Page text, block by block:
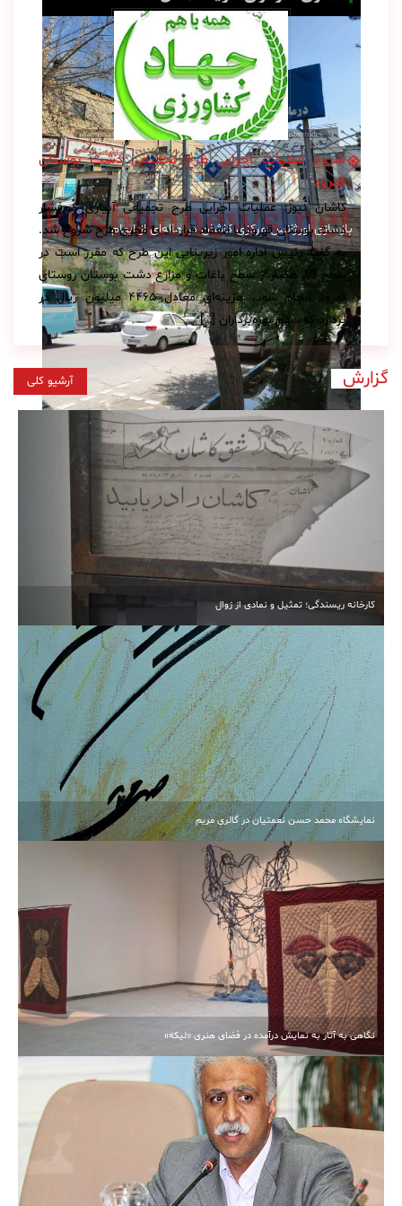
بازسازی اورژانس مرکزی کاشان در هاله‌ای از ابهام
آبیاری غرقابی در کاشان در اوج بحران آب
انتخابات مجدد هیأت‌مدیره خیرین مدرسه‌ساز کاشان برگزار
شد
شروع عملیات اجرایی طرح تجمیعی دشت بوستان
قهرود
کاشان نیوز: عملیات اجرایی طرح تجمیعی آبیاری کم‌فشار
دشت بوستان قهرود با انعقاد قرارداد با مجری طرح شروع شد.
به گفته رئیس اداره امور زیربنایی این طرح که مقرر است در
سطح ۸۹ هکتار از سطح باغات و مزارع دشت بوستان روستای
قهرود انجام شود، هزینه‌ای معادل ۴۴۶۵ میلیون ریال در
بردارد که سهم بهره‌برداران […]
گزارش آرشیو کلی
کارخانه ریسندگی؛ تمثیل و نمادی از زوال
نمایشگاه محمد حسن نعمتیان در گالری مریم
نگاهی به آثار به نمایش درآمده در فضای هنری «لیکه»